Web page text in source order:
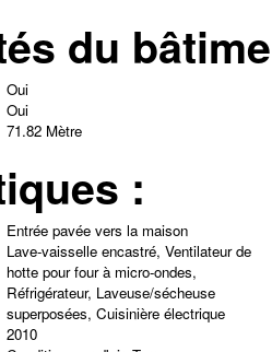
du
Oui
Oui
71.82 Mètre
:
Entrée pavée vers la maison
Lave-vaisselle encastré, Ventilateur de
hotte pour four à micro-ondes,
Réfrigérateur, Laveuse/sécheuse
superposées, Cuisinière électrique
2010